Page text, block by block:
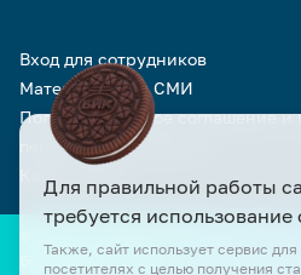
Вход для сотрудников
Материалы для СМИ
Пользовательское соглашение и
персональных данных
Белгородской области». Все права
Для правильной работы
требуется
Также, сайт использует сервис
посетителях с целью получения